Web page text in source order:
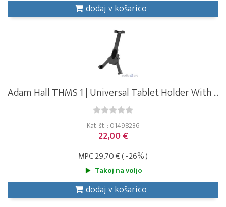
dodaj v košarico
Adam Hall THMS 1 | Universal Tablet Holder With ...
Kat. št. : 01498236
22,00 €
MPC29,70 €( -26% )
Takoj na voljo
dodaj v košarico